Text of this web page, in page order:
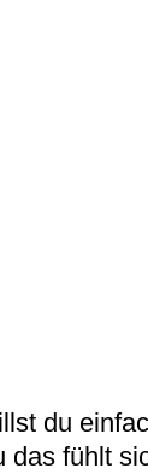
du
das fühlt